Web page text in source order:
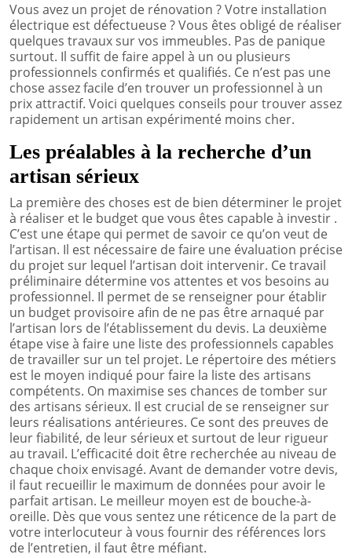
Vous avez un projet de rénovation ? Votre installation
électrique est défectueuse ? Vous êtes obligé de réaliser
quelques travaux sur vos immeubles. Pas de panique
surtout. Il suffit de faire appel à un ou plusieurs
professionnels confirmés et qualifiés. Ce n’est pas une
chose assez facile d’en trouver un professionnel à un
prix attractif. Voici quelques conseils pour trouver assez
rapidement un artisan expérimenté moins cher.
Les préalables à la recherche d’un
artisan sérieux
La première des choses est de bien déterminer le projet
à réaliser et le budget que vous êtes capable à investir .
C’est une étape qui permet de savoir ce qu’on veut de
l’artisan. Il est nécessaire de faire une évaluation précise
du projet sur lequel l’artisan doit intervenir. Ce travail
préliminaire détermine vos attentes et vos besoins au
professionnel. Il permet de se renseigner pour établir
un budget provisoire afin de ne pas être arnaqué par
l’artisan lors de l’établissement du devis. La deuxième
étape vise à faire une liste des professionnels capables
de travailler sur un tel projet. Le répertoire des métiers
est le moyen indiqué pour faire la liste des artisans
compétents. On maximise ses chances de tomber sur
des artisans sérieux. Il est crucial de se renseigner sur
leurs réalisations antérieures. Ce sont des preuves de
leur fiabilité, de leur sérieux et surtout de leur rigueur
au travail. L’efficacité doit être recherchée au niveau de
chaque choix envisagé. Avant de demander votre devis,
il faut recueillir le maximum de données pour avoir le
parfait artisan. Le meilleur moyen est de bouche-à-
oreille. Dès que vous sentez une réticence de la part de
votre interlocuteur à vous fournir des références lors
de l’entretien, il faut être méfiant.